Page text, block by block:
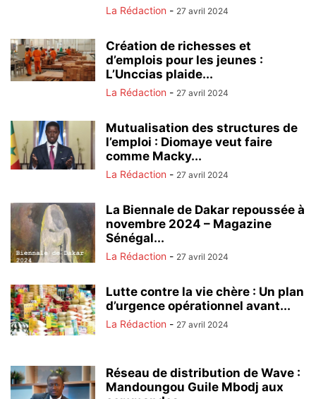
La Rédaction - 27 avril 2024
Création de richesses et
d’emplois pour les jeunes :
L’Unccias plaide...
La Rédaction - 27 avril 2024
Mutualisation des structures de
l’emploi : Diomaye veut faire
comme Macky...
La Rédaction - 27 avril 2024
La Biennale de Dakar repoussée à
novembre 2024 – Magazine
Sénégal...
La Rédaction - 27 avril 2024
Lutte contre la vie chère : Un plan
d’urgence opérationnel avant...
La Rédaction - 27 avril 2024
Réseau de distribution de Wave :
Mandoungou Guile Mbodj aux